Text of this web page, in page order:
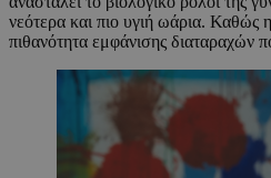
νεότερα και πιο υγιή ωάρια. Καθώς
πιθανότητα εμφάνισης διαταραχών